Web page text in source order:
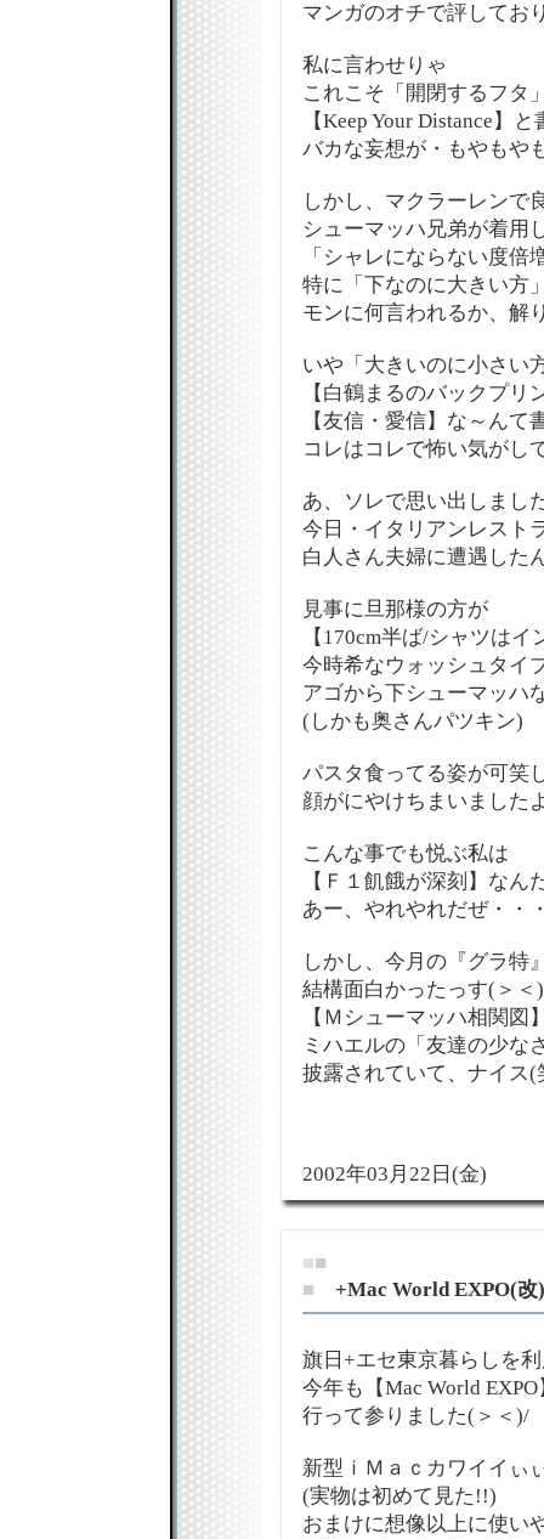
マンガのオチで評してお
私に言わせりゃ
これこそ「開閉するフタ
【Keep Your Distance】
バカな妄想が・もやもや
しかし、マクラーレンで
シューマッハ兄弟が着用
「シャレにならない度倍
特に「下なのに大きい方
モンに何言われるか、解
いや「大きいのに小さい
【白鶴まるのバックプリ
【友信・愛信】な～んて
コレはコレで怖い気がし
あ、ソレで思い出しまし
今日・イタリアンレスト
白人さん夫婦に遭遇した
見事に旦那様の方が
【170cm半ば/シャツは
今時希なウォッシュタイ
アゴから下シューマッハ
(しかも奥さんパツキン)
パスタ食ってる姿が可笑
顔がにやけちまいました
こんな事でも悦ぶ私は
【Ｆ１飢餓が深刻】なん
あー、やれやれだぜ・・
しかし、今月の『グラ特
結構面白かったっす(＞＜
【Ｍシューマッハ相関図
ミハエルの「友達の少な
披露されていて、ナイス(
2002年03月22日(金)
■■
■
+Mac World EXPO(改
旗日+エセ東京暮らしを
今年も【Mac World EXPO
行って参りました(＞＜)/
新型ｉＭａｃカワイイぃ
(実物は初めて見た!!)
おまけに想像以上に使い